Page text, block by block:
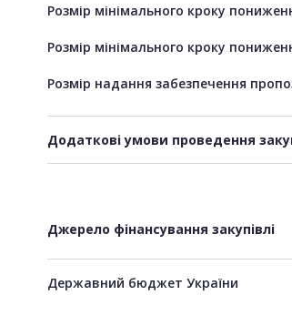
Розмір мінімального кроку
Розмір мінімального кроку
Розмір надання забезпечення
Додаткові умови проведення
Джерело фінансування закупівлі
Державний бюджет України